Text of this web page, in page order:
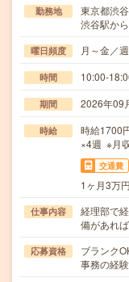
勤務地
東京都渋
渋谷駅か
曜日頻度 月～金／
時間 10:00-
期間 2026年09
時給
時給1700
×4週 ※月
交通費
1ヶ月3万
仕事内容
経理部で
備があれ
応募資格
ブランク
事務の経